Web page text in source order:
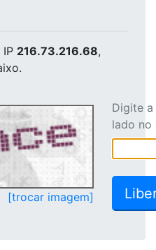
216.73.216.68,
[trocar imagem]
Digite
lado no